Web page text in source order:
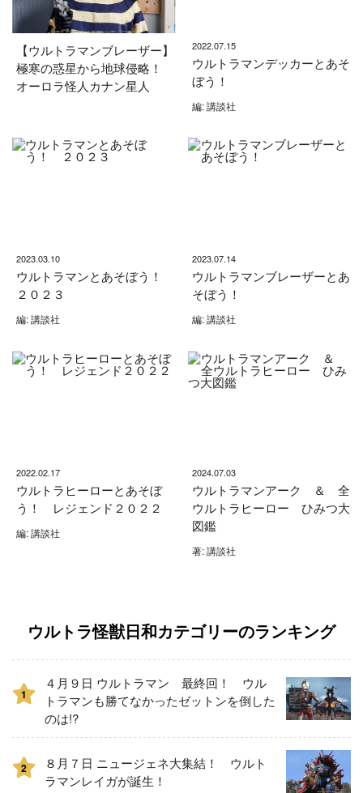
【ウルトラマンブレーザー】
極寒の惑星から地球侵略！
オーロラ怪人カナン星人
2022.07.15
ウルトラマンデッカーとあそ
ぼう！
編: 講談社
2023.03.10
ウルトラマンとあそぼう！
２０２３
編: 講談社
2023.07.14
ウルトラマンブレーザーとあ
そぼう！
編: 講談社
2022.02.17
ウルトラヒーローとあそぼ
う！ レジェンド２０２２
編: 講談社
2024.07.03
ウルトラマンアーク ＆ 全
ウルトラヒーロー ひみつ大
図鑑
著: 講談社
ウルトラ怪獣日和カテゴリーのランキング
1
４月９日 ウルトラマン 最終回！ ウル
トラマンも勝てなかったゼットンを倒した
のは!?
2
８月７日 ニュージェネ大集結！ ウルト
ラマンレイガが誕生！